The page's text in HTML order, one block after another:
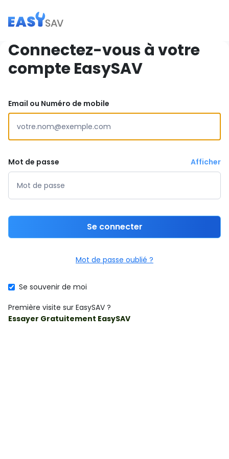
Connectez-vous à votre
compte EasySAV
Email ou Numéro de mobile
Mot de passe Afficher
Se connecter
Mot de passe oublié ?
Se souvenir de moi
Première visite sur EasySAV ?
Essayer Gratuitement EasySAV